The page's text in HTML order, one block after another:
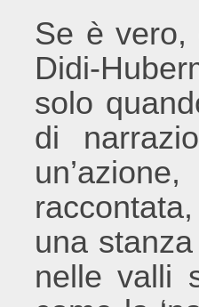
Se è vero,
Didi-
solo
di
una
nelle valli